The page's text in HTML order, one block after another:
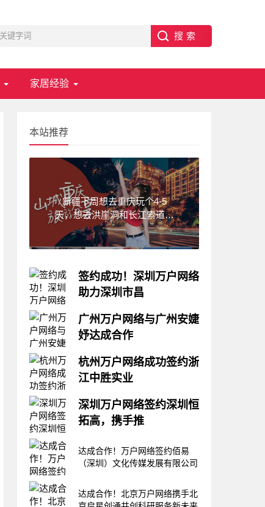
家居经验
本站推荐
新疆下周想去重庆玩个4-5
天，想去洪崖洞和长江索道，
武隆天坑,求一份重庆旅游攻
略！费用不要太高?
签约成功！深圳万户网络
助力深圳市昌
一个优质的企业网站不仅是企业
展示自身品牌形象和产品服务的
平台，更是与客户沟通交流、拓
万户网络和深圳市昌红科技股份
有限公司正式签订了网站建设合
作协议，为企业的数字化转型奠
定了坚实的基础。深圳市昌红科
技股份有限公司(
广州万户网络与广州安婕
妤达成合作
作为一家致力于为企业提供全方
位的网站建设解决方案的互联网
企业，广州万户网络凭借其强大
成功与广州安婕妤生物科技有限
公司签订了网站建设协议。广州
安婕妤生物科技有限公司(以下
日成立
杭州万户网络成功签约浙
江中胜实业
近日，杭州万户网络与浙江中胜
实业集团有限公司正式签订合作
协议，双方将强强联手，共同开
全新网站建设项目，这一合作无
疑为浙江中胜实业集团有限公司
的发展注入了新的活力。浙江中
胜”)，成立于2
深圳万户网络签约深圳恒
拓高，携手推
拓高工业技术股份有限公司签订
了网站建设合约。此次合作标志
解决方案领域又迈出了坚实的一
步，同时也有助于进一步扩大其
达成合作！万户网络签约佰易
（深圳）文化传媒发展有限公司
达成合作！北京万户网络携手北